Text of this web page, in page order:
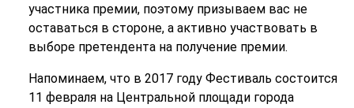
участника премии, поэтому призываем вас не
оставаться в стороне, а активно участвовать в
выборе претендента на получение премии.
Напоминаем, что в 2017 году Фестиваль состоится
11 февраля на Центральной площади города